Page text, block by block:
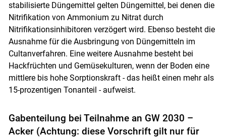
Skip to main content
stabilisierte Düngemittel gelten Düngemittel, bei denen die
Nitrifikation von Ammonium zu Nitrat durch
Nitrifikationsinhibitoren verzögert wird. Ebenso besteht die
Ausnahme für die Ausbringung von Düngemitteln im
Cultanverfahren. Eine weitere Ausnahme besteht bei
Hackfrüchten und Gemüsekulturen, wenn der Boden eine
mittlere bis hohe Sorptionskraft - das heißt einen mehr als
15-prozentigen Tonanteil - aufweist.
Gabenteilung bei Teilnahme an GW 2030 –
Acker (Achtung: diese Vorschrift gilt nur für